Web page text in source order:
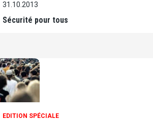
31.10.2013
Sécurité pour tous
EDITION SPÉCIALE